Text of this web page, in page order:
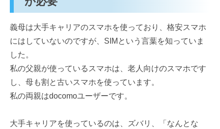
義母は大手キャリアのスマホを使っており、格安スマホ
にはしていないのですが、SIMという言葉を知っていま
した。
私の父親が使っているスマホは、老人向けのスマホです
し、母も割と古いスマホを使っています。
私の両親はdocomoユーザーです。
大手キャリアを使っているのは、ズバリ、「なんとな